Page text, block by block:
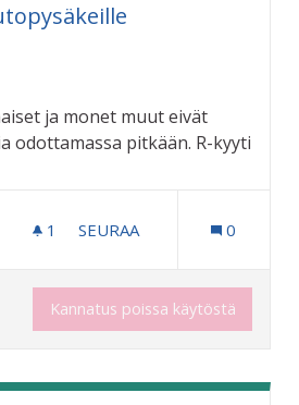
ja monet muut eivät
odottamassa pitkään. R-kyyti
1 1 SEURAAJA
SEURAA 0
Kannatus poissa käytöstä